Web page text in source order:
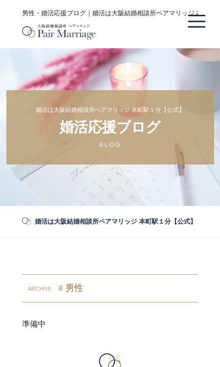
男性・婚活応援ブログ｜婚活は大阪結婚相談所ペアマリッジ 本町駅
婚活は大阪結婚相談所ペアマリッジ 本町駅１分【公式】
婚活応援ブログ
BLOG
婚活は大阪結婚相談所ペアマリッジ 本町駅１分【公式】
# 男性
準備中